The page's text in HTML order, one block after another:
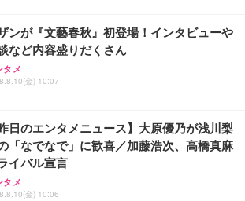
ンが『文藝春秋』初登場！インタビューや
など内容盛りだくさん
タメ
金) 10:07
昨日のエンタメニュース】大原優乃が浅川梨
「なでなで」に歓喜／加藤浩次、高橋真麻
イバル宣言
タメ
金) 10:06